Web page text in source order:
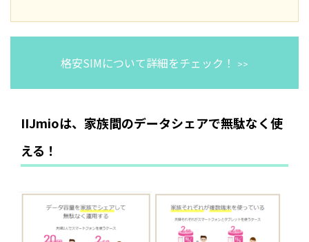
格安SIMについて詳細をチェック！ >>
IIJmioは、家族間のデータシェアで無駄なく使
える！